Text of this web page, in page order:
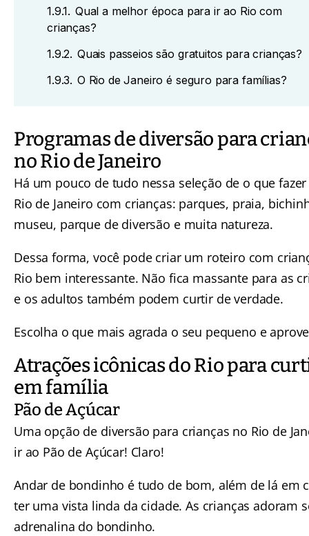
1.9.1. Qual a melhor época para ir ao Rio com
crianças?
1.9.2. Quais passeios são gratuitos para crianças?
1.9.3. O Rio de Janeiro é seguro para famílias?
Programas de diversão para
no Rio de Janeiro
Há um pouco de tudo nessa seleção de o que
Rio de Janeiro com crianças: parques, praia,
museu, parque de diversão e muita natureza.
Dessa forma, você pode criar um roteiro com
Rio bem interessante. Não fica massante para as
e os adultos também podem curtir de verdade.
Escolha o que mais agrada o seu pequeno e
Atrações icônicas do Rio para
em família
Pão de Açúcar
Uma opção de diversão para crianças no Rio de
ir ao Pão de Açúcar! Claro!
Andar de bondinho é tudo de bom, além de lá em
ter uma vista linda da cidade. As crianças adoram
adrenalina do bondinho.